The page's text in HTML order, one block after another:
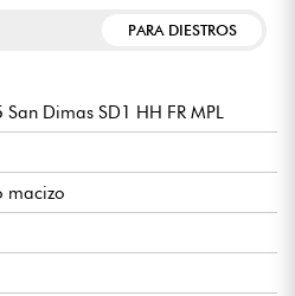
PARA DIESTROS
Dimas SD1 HH FR MPL
macizo